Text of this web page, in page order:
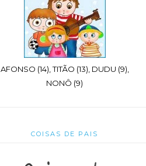
AFONSO (14), TITÃO (13), DUDU (9),
NONÔ (9)
COISAS DE PAIS